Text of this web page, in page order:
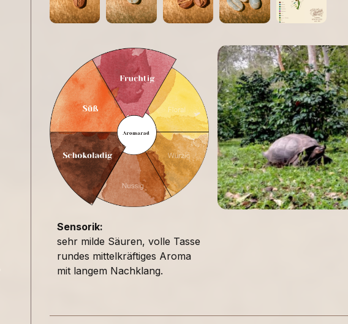
Sensorik:
sehr milde Säuren, volle Tasse
rundes mittelkräftiges Aroma
mit langem Nachklang.